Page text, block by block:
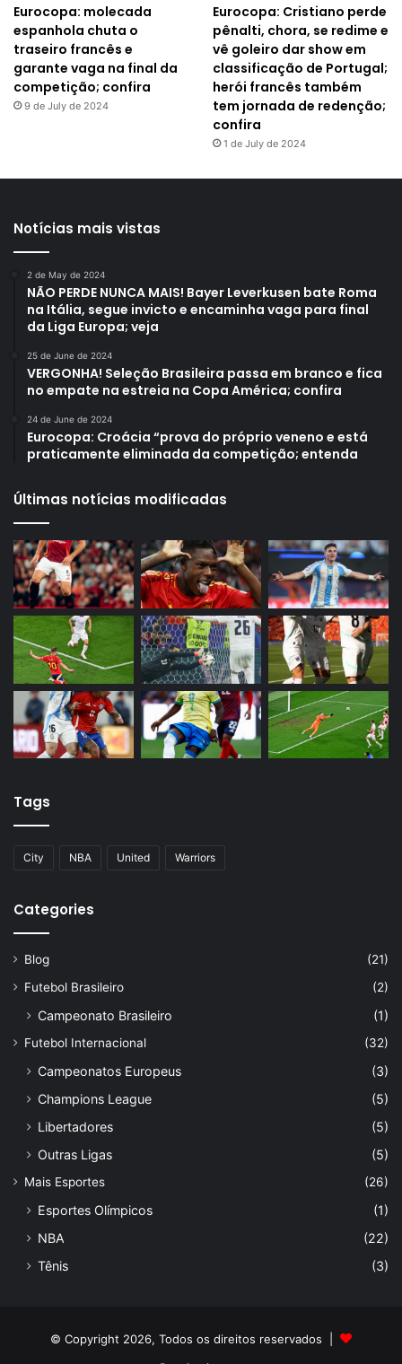
Eurocopa: molecada
espanhola chuta o
traseiro francês e
garante vaga na final da
competição; confira
9 de July de 2024
Eurocopa: Cristiano perde
pênalti, chora, se redime e
vê goleiro dar show em
classificação de Portugal;
herói francês também
tem jornada de redenção;
confira
1 de July de 2024
Notícias mais vistas
2 de May de 2024
NÃO PERDE NUNCA MAIS! Bayer Leverkusen bate Roma
na Itália, segue invicto e encaminha vaga para final
da Liga Europa; veja
25 de June de 2024
VERGONHA! Seleção Brasileira passa em branco e fica
no empate na estreia na Copa América; confira
24 de June de 2024
Eurocopa: Croácia “prova do próprio veneno e está
praticamente eliminada da competição; entenda
Últimas notícias modificadas
Tags
City NBA United Warriors
Categories
Blog
(21)
Futebol Brasileiro
(2)
Campeonato Brasileiro (1)
Futebol Internacional (32)
Campeonatos Europeus
(3)
Champions League
(5)
Libertadores
(5)
Outras Ligas
(5)
Mais Esportes (26)
Esportes Olímpicos
(1)
NBA
(22)
Tênis
(3)
© Copyright 2026, Todos os direitos reservados |